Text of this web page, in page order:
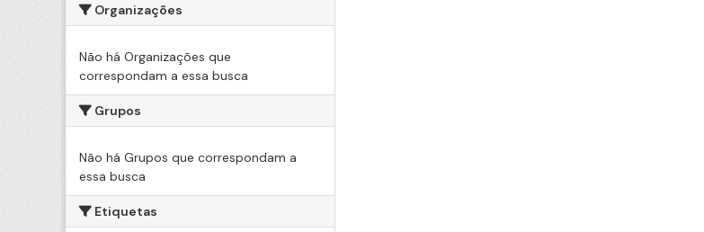
Organizações
Não há Organizações que
correspondam a essa busca
Grupos
Não há Grupos que correspondam a
essa busca
Etiquetas